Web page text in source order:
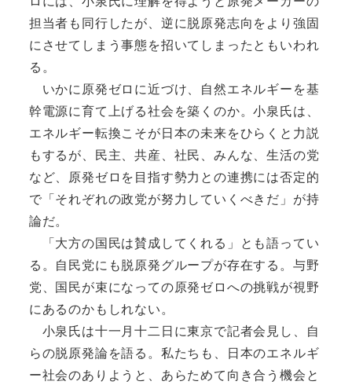
担当者も同行したが、逆に脱原発志向をより強固
にさせてしまう事態を招いてしまったともいわれ
る。
いかに原発ゼロに近づけ、自然エネルギーを基
幹電源に育て上げる社会を築くのか。小泉氏は、
エネルギー転換こそが日本の未来をひらくと力説
もするが、民主、共産、社民、みんな、生活の党
など、原発ゼロを目指す勢力との連携には否定的
で「それぞれの政党が努力していくべきだ」が持
論だ。
「大方の国民は賛成してくれる」とも語ってい
る。自民党にも脱原発グループが存在する。与野
党、国民が束になっての原発ゼロへの挑戦が視野
にあるのかもしれない。
小泉氏は十一月十二日に東京で記者会見し、自
らの脱原発論を語る。私たちも、日本のエネルギ
ー社会のありようと、あらためて向き合う機会と